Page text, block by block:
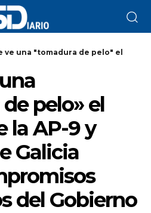
ve una "tomadura de pelo" el
pelo» el
la AP-9 y
Galicia
del Gobierno